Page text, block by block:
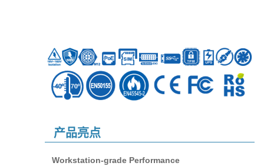
产品亮点
Workstation-grade Performance